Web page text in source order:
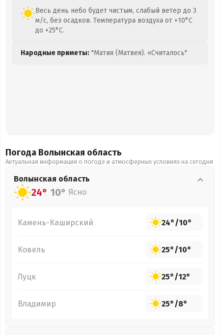
Весь день небо будет чистым, слабый ветер до 3
м/с, без осадков. Температура воздуха от +10°C
до +25°C.
Народные приметы: "Матия (Матвея). «Считалось"
Погода Волынская область
Актуальная информация о погоде и атмосферных условиях на сегодня
Волынская область
24° 10° Ясно
Камень-Каширский 24°/10°
Ковель 25°/10°
Луцк 25°/12°
Владимир 25°/8°